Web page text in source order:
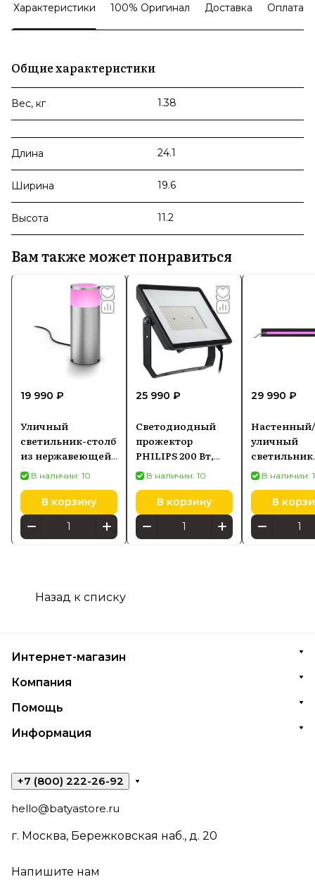
Характеристики 100% Оригинал Доставка Оплата
Общие характеристики
Вес, кг 1.38
Длина 24.1
Ширина 19.6
Высота 11.2
Вам также может понравиться
19 990 ₽
Уличный
светильник-столб
из нержавеющей
стали PHILIPS Hue
White and Color
Ambiance Calla
929003098601
В наличии: 10
В корзину
25 990 ₽
Светодиодный
прожектор
PHILIPS 200 Вт,
3000K
8719514954489
В наличии: 10
В корзину
29 990 ₽
Настенный/
уличный
светильник
PHILIPS
White and
Ambiance
Amarant,
1746630P7
В наличии:
В
Назад к списку
Интернет-магазин
Компания
Помощь
Информация
+7 (800) 222-26-92
hello@batyastore.ru
г. Москва, Бережковская наб., д. 20
Напишите нам